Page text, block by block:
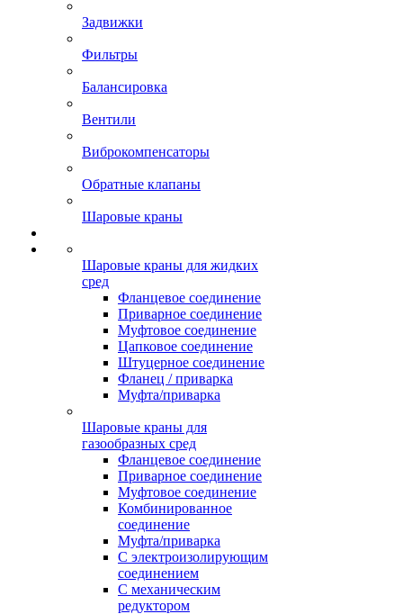
Задвижки
Фильтры
Балансировка
Вентили
Виброкомпенсаторы
Обратные клапаны
Шаровые краны
Шаровые краны для жидких
сред
Фланцевое соединение
Приварное соединение
Муфтовое соединение
Цапковое соединение
Штуцерное соединение
Фланец / приварка
Муфта/приварка
Шаровые краны для
газообразных сред
Фланцевое соединение
Приварное соединение
Муфтовое соединение
Комбинированное
соединение
Муфта/приварка
С электроизолирующим
соединением
С механическим
редуктором